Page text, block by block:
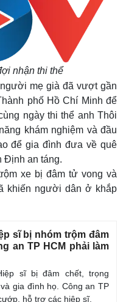
nhận thi thể
mẹ già đã vượt gần
phố Hồ Chí Minh để
ngày thi thể anh Thôi
khám nghiệm và đầu
để gia đình đưa về quê
Định an táng.
xe bị đâm tử vong và
khiến người dân ở khắp
sĩ bị nhóm trộm đâm
an TP HCM phải làm
sĩ bị đâm chết, trọng
gia đình họ. Công an TP
hỗ trợ các hiệp sĩ.